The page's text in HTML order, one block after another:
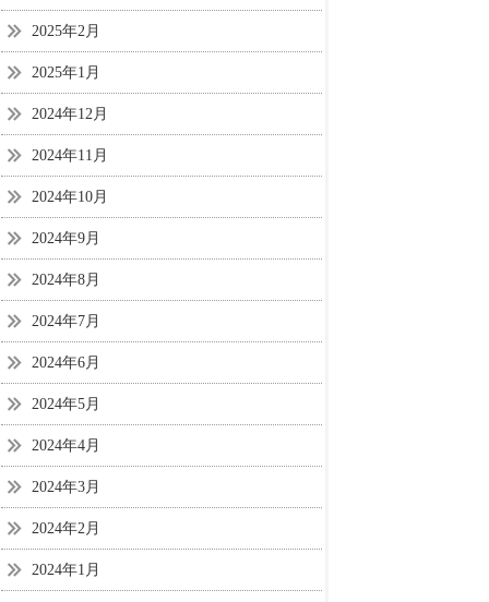
2025年2月
2025年1月
2024年12月
2024年11月
2024年10月
2024年9月
2024年8月
2024年7月
2024年6月
2024年5月
2024年4月
2024年3月
2024年2月
2024年1月